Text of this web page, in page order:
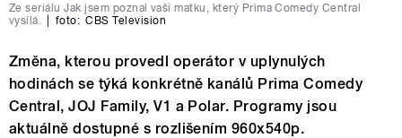
Ze seriálu Jak jsem poznal vaši matku, který Prima Comedy Central
vysílá.
foto: CBS Television
Změna, kterou provedl operátor v uplynulých
hodinách se týká konkrétně kanálů Prima Comedy
Central, JOJ Family, V1 a Polar. Programy jsou
aktuálně dostupné s rozlišením 960x540p.